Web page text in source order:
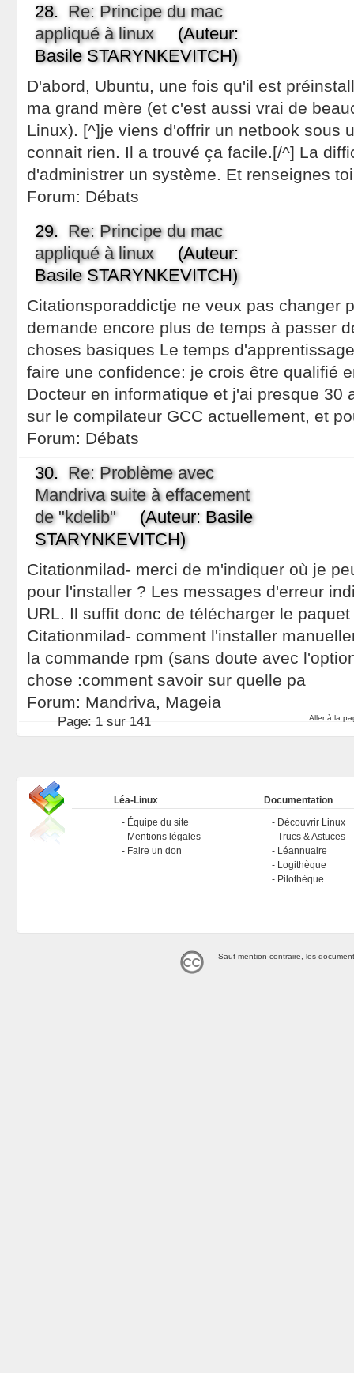
28. Re: Principe du mac
appliqué à linux(Auteur:
Basile STARYNKEVITCH)
D'abord, Ubuntu, une fois qu'il est
ma grand mère (et c'est aussi vrai de
Linux). [^]je viens d'offrir un netbook sous
connait rien. Il a trouvé ça facile.[/^] La
d'administrer un système. Et renseignes
Forum: Débats
29. Re: Principe du mac
appliqué à linux(Auteur:
Basile STARYNKEVITCH)
Citationsporaddictje ne veux pas changer
demande encore plus de temps à passer
choses basiques Le temps
faire une confidence: je crois être qualifié
Docteur en informatique et j'ai presque 30
sur le compilateur GCC actuellement, et
Forum: Débats
30. Re: Problème avec
Mandriva suite à effacement
de "kdelib"(Auteur: Basile
STARYNKEVITCH)
Citationmilad- merci de m'indiquer où je
pour l'installer ? Les messages d'erreur
URL. Il suffit donc de télécharger le
Citationmilad- comment l'installer
la commande rpm (sans doute avec
chose :comment savoir sur quelle pa
Forum: Mandriva, Mageia
Aller à la
Page: 1 sur 141
Léa-Linux
Équipe du site
Mentions légales
Faire un don
Documentation
Découvrir Linux
Trucs & Astuces
Léannuaire
Logithèque
Pilothèque
Sauf mention contraire, les